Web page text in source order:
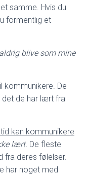
samme. Hvis du
formentlig et
blive som mine
kommunikere. De
det de har lært fra
kan kommunikere
lært. De fleste
fra deres følelser.
har noget med